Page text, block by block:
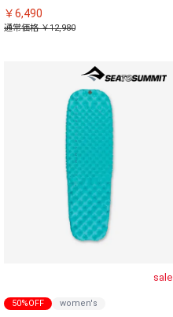
￥6,490
通常価格 ￥12,980
sale
50%OFF women's